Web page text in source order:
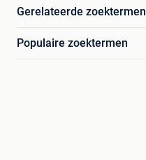
Gerelateerde zoektermen
Populaire zoektermen